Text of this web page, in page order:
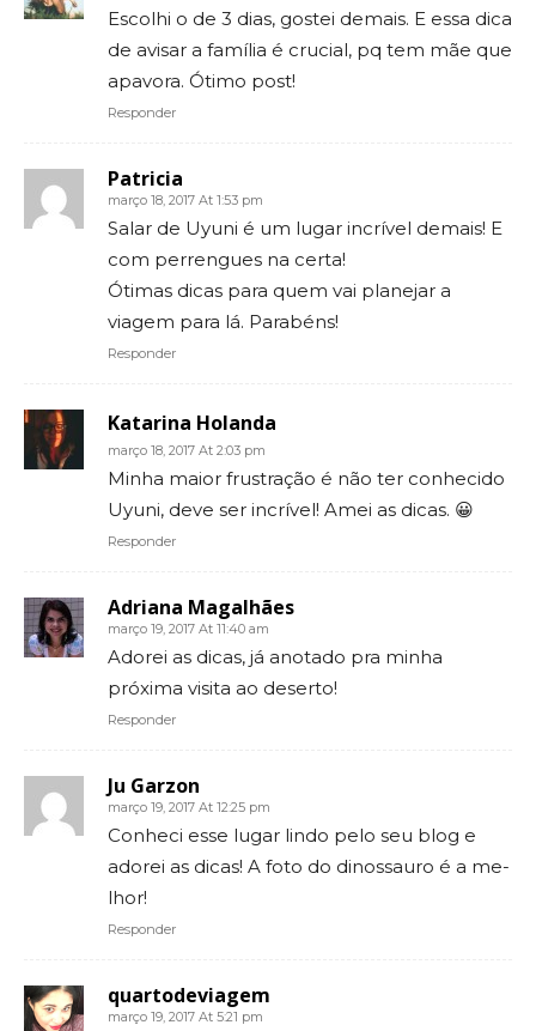
Escolhi o de 3 dias, gostei demais. E essa dica
de avisar a família é crucial, pq tem mãe que
apavora. Ótimo post!
Responder
Patricia
março 18, 2017 At 1:53 pm
Salar de Uyuni é um lugar incrível demais! E
com perrengues na certa!
Ótimas dicas para quem vai planejar a
viagem para lá. Parabéns!
Responder
Katarina Holanda
março 18, 2017 At 2:03 pm
Minha maior frustração é não ter conhecido
Uyuni, deve ser incrível! Amei as dicas. 😀
Responder
Adriana Magalhães
março 19, 2017 At 11:40 am
Adorei as dicas, já anotado pra minha
próxima visita ao deserto!
Responder
Ju Garzon
março 19, 2017 At 12:25 pm
Conheci esse lugar lindo pelo seu blog e
adorei as dicas! A foto do dinossauro é a me-
lhor!
Responder
quartodeviagem
março 19, 2017 At 5:21 pm